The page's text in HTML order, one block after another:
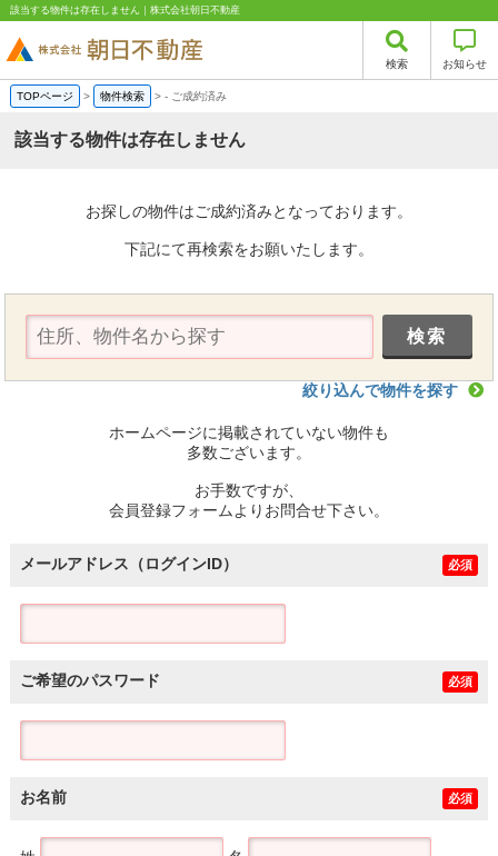
該当する物件は存在しません｜株式会社朝日不動産
検索 お知らせ
TOPページ > 物件検索 >- ご成約済み
該当する物件は存在しません
お探しの物件はご成約済みとなっております。
下記にて再検索をお願いたします。
絞り込んで物件を探す
ホームページに掲載されていない物件も
多数ございます。
お手数ですが、
会員登録フォームよりお問合せ下さい。
メールアドレス（ログインID） 必須
ご希望のパスワード 必須
お名前 必須